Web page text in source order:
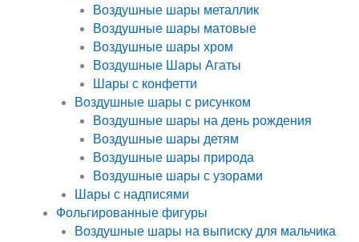
Воздушные шары металлик
Воздушные шары матовые
Воздушные шары хром
Воздушные Шары Агаты
Шары с конфетти
Воздушные шары с рисунком
Воздушные шары на день рождения
Воздушные шары детям
Воздушные шары природа
Воздушные шары с узорами
Шары с надписями
Фольгированные фигуры
Воздушные шары на выписку для мальчика